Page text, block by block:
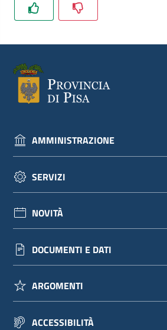
AMMINISTRAZIONE
SERVIZI
NOVITÀ
DOCUMENTI E DATI
ARGOMENTI
ACCESSIBILITÀ